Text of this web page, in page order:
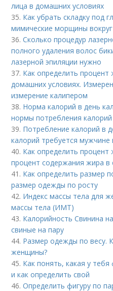
лица в домашних условиях
35. Как убрать складку под
мимические морщины вокруг
36.Сколько процедур
полного удаления волос
лазерной эпиляции нужно
37. Как определить процент
домашних условиях.
измерение калипером
38. Норма калорий в день
нормы потребления калорий
39. Потребление калорий в
калорий требуется мужчине
40. Как определить процент
процент содержания жира в
41. Как определить размер
размер одежды по росту
42. Индекс массы тела для
массы тела (ИМТ)
43. Калорийность Свинина
свиные на пару
44. Размер одежды по весу.
женщины?
45. Как понять, какая у
и как определить свой
46.Определить фигуру по